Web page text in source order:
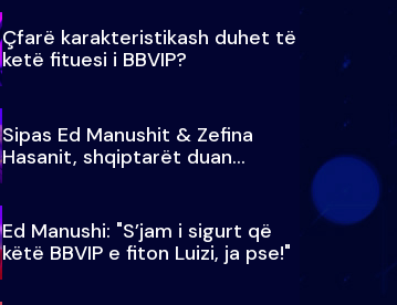
Çfarë karakteristikash duhet të
ketë fituesi i BBVIP?
Sipas Ed Manushit & Zefina
Hasanit, shqiptarët duan...
Ed Manushi: "S’jam i sigurt që
këtë BBVIP e fiton Luizi, ja pse!"